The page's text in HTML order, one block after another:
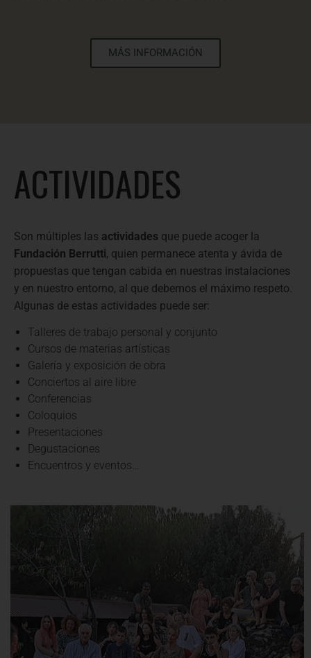
MÁS INFORMACIÓN
ACTIVIDADES
Son múltiples las actividades que puede acoger la
Fundación Berrutti, quien permanece atenta y ávida de
propuestas que tengan cabida en nuestras instalaciones
y en nuestro entorno, al que debemos el máximo respeto.
Algunas de estas actividades puede ser:
Talleres de trabajo personal y conjunto
Cursos de materias artísticas
Galería y exposición de obra
Conciertos al aire libre
Conferencias
Coloquios
Presentaciones
Degustaciones
Encuentros y eventos…